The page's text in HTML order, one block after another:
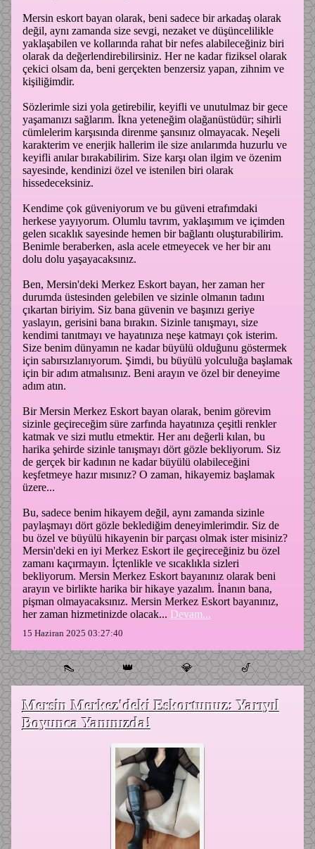
Mersin eskort bayan olarak, beni sadece bir arkadaş olarak
değil, aynı zamanda size sevgi, nezaket ve düşüncelilikle
yaklaşabilen ve kollarında rahat bir nefes alabileceğiniz biri
olarak da değerlendirebilirsiniz. Her ne kadar fiziksel olarak
çekici olsam da, beni gerçekten benzersiz yapan, zihnim ve
kişiliğimdir.
Sözlerimle sizi yola getirebilir, keyifli ve unutulmaz bir gece
yaşamanızı sağlarım. İkna yeteneğim olağanüstüdür; sihirli
cümlelerim karşısında direnme şansınız olmayacak. Neşeli
karakterim ve enerjik hallerim ile size anılarımda huzurlu ve
keyifli anılar bırakabilirim. Size karşı olan ilgim ve özenim
sayesinde, kendinizi özel ve istenilen biri olarak
hissedeceksiniz.
Kendime çok güveniyorum ve bu güveni etrafımdaki
herkese yayıyorum. Olumlu tavrım, yaklaşımım ve içimden
gelen sıcaklık sayesinde hemen bir bağlantı oluşturabilirim.
Benimle beraberken, asla acele etmeyecek ve her bir anı
dolu dolu yaşayacaksınız.
Ben, Mersin'deki Merkez Eskort bayan, her zaman her
durumda üstesinden gelebilen ve sizinle olmanın tadını
çıkartan biriyim. Siz bana güvenin ve başınızı geriye
yaslayın, gerisini bana bırakın. Sizinle tanışmayı, size
kendimi tanıtmayı ve hayatınıza neşe katmayı çok isterim.
Size benim dünyamın ne kadar büyülü olduğunu göstermek
için sabırsızlanıyorum. Şimdi, bu büyülü yolculuğa başlamak
için bir adım atmalısınız. Beni arayın ve özel bir deneyime
adım atın.
Bir Mersin Merkez Eskort bayan olarak, benim görevim
sizinle geçireceğim süre zarfında hayatınıza çeşitli renkler
katmak ve sizi mutlu etmektir. Her anı değerli kılan, bu
harika şehirde sizinle tanışmayı dört gözle bekliyorum. Siz
de gerçek bir kadının ne kadar büyülü olabileceğini
keşfetmeye hazır mısınız? O zaman, hikayemiz başlamak
üzere...
Bu, sadece benim hikayem değil, aynı zamanda sizinle
paylaşmayı dört gözle beklediğim deneyimlerimdir. Siz de
bu özel ve büyülü hikayenin bir parçası olmak ister misiniz?
Mersin'deki en iyi Merkez Eskort ile geçireceğiniz bu özel
zamanı kaçırmayın. İçtenlikle ve sıcaklıkla sizleri
bekliyorum. Mersin Merkez Eskort bayanınız olarak beni
arayın ve birlikte harika bir hikaye yazalım. İnanın bana,
pişman olmayacaksınız. Mersin Merkez Eskort bayanınız,
her zaman hizmetinizde olacak... Devam...
15 Haziran 2025 03:27:40
👠 👑 💎 🎷
Mersin Merkez'deki Eskortunuz: Yarıyıl
Boyunca Yanınızda!